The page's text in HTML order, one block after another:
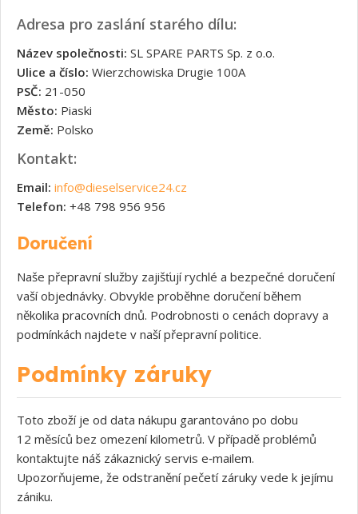
Adresa pro zaslání starého dílu:
Název společnosti: SL SPARE PARTS Sp. z o.o.
Ulice a číslo: Wierzchowiska Drugie 100A
PSČ: 21-050
Město: Piaski
Země: Polsko
Kontakt:
Email: info@dieselservice24.cz
Telefon: +48 798 956 956
Doručení
Naše přepravní služby zajišťují rychlé a bezpečné doručení
vaší objednávky. Obvykle proběhne doručení během
několika pracovních dnů. Podrobnosti o cenách dopravy a
podmínkách najdete v naší přepravní politice.
Podmínky záruky
Toto zboží je od data nákupu garantováno po dobu
12 měsíců bez omezení kilometrů. V případě problémů
kontaktujte náš zákaznický servis e‑mailem.
Upozorňujeme, že odstranění pečetí záruky vede k jejímu
zániku.